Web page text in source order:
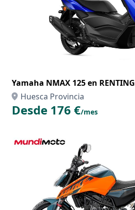
Yamaha NMAX 125 en RENTING
Huesca Provincia
Desde 176 €/mes